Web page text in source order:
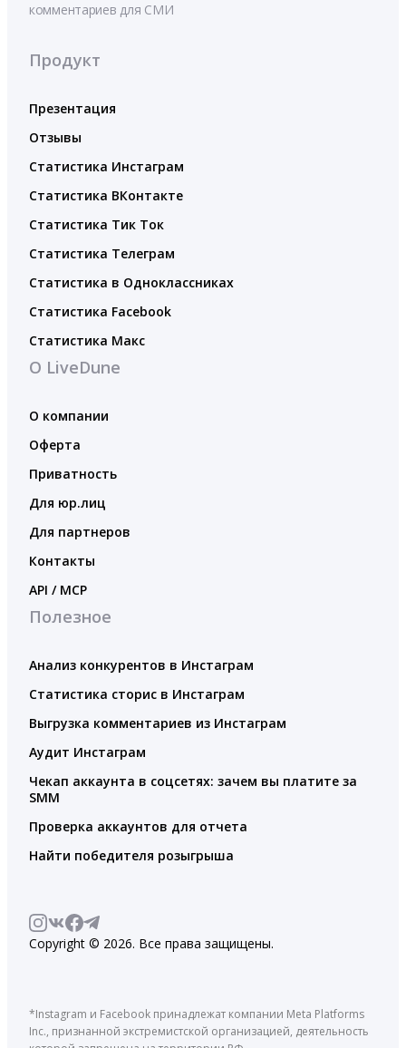
комментариев для СМИ
Продукт
Презентация
Отзывы
Статистика Инстаграм
Статистика ВКонтакте
Статистика Тик Ток
Статистика Телеграм
Статистика в Одноклассниках
Статистика Facebook
Статистика Макс
О LiveDune
О компании
Оферта
Приватность
Для юр.лиц
Для партнеров
Контакты
API / MCP
Полезное
Анализ конкурентов в Инстаграм
Статистика сторис в Инстаграм
Выгрузка комментариев из Инстаграм
Аудит Инстаграм
Чекап аккаунта в соцсетях: зачем вы платите за
SMM
Проверка аккаунтов для отчета
Найти победителя розыгрыша
Copyright © 2026. Все права защищены.
*Instagram и Facebook принадлежат компании Meta Platforms
Inc., признанной экстремистской организацией, деятельность